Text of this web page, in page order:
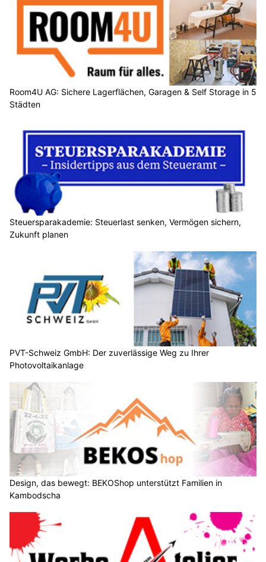
Room4U AG: Sichere Lagerflächen, Garagen & Self Storage in 5
Städten
Steuersparakademie: Steuerlast senken, Vermögen sichern,
Zukunft planen
PVT-Schweiz GmbH: Der zuverlässige Weg zu Ihrer
Photovoltaikanlage
Design, das bewegt: BEKOShop unterstützt Familien in
Kambodscha